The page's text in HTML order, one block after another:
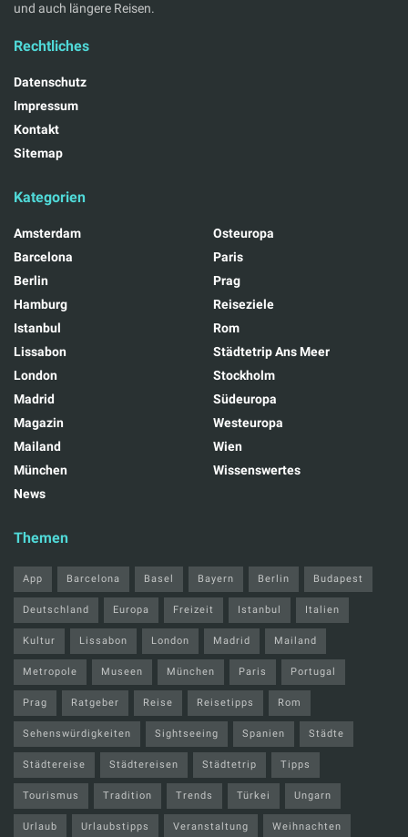
und auch längere Reisen.
Rechtliches
Datenschutz
Impressum
Kontakt
Sitemap
Kategorien
Amsterdam
Barcelona
Berlin
Hamburg
Istanbul
Lissabon
London
Madrid
Magazin
Mailand
München
News
Osteuropa
Paris
Prag
Reiseziele
Rom
Städtetrip Ans Meer
Stockholm
Südeuropa
Westeuropa
Wien
Wissenswertes
Themen
App Barcelona Basel Bayern Berlin Budapest
Deutschland Europa Freizeit Istanbul Italien
Kultur Lissabon London Madrid Mailand
Metropole Museen München Paris Portugal
Prag Ratgeber Reise Reisetipps Rom
Sehenswürdigkeiten Sightseeing Spanien Städte
Städtereise Städtereisen Städtetrip Tipps
Tourismus Tradition Trends Türkei Ungarn
Urlaub Urlaubstipps Veranstaltung Weihnachten